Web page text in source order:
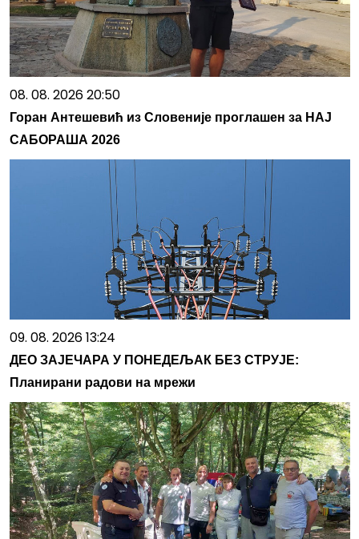
08. 08. 2026 20:50
Горан Антешевић из Словеније проглашен за НАЈ
САБОРАША 2026
09. 08. 2026 13:24
ДЕО ЗАЈЕЧАРА У ПОНЕДЕЉАК БЕЗ СТРУЈЕ:
Планирани радови на мрежи